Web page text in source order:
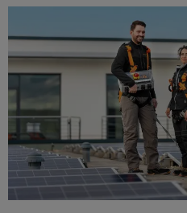
industrie
Spoorweg
digitale
oplossingen
voor
klimaatvriendelijke
mobiliteit
in
en
klemmen
connectorservices
Original
Equipment
Manufacturer
(OEM)
Industrial
AI
Toegang
op
afstand
Industrieel
serviceplatform